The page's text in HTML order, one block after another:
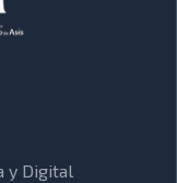
y Digital